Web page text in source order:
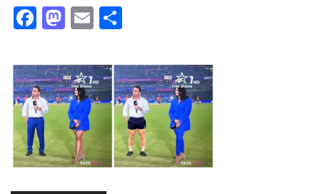
F
a
c
e
b
o
o
k
M
a
st
o
d
o
n
E
m
ai
l
ar
e